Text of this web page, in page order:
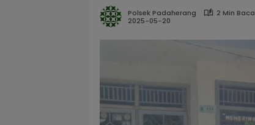
Polsek Padaherang
2 Min Baca
2025-05-20